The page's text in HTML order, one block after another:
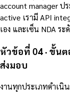
account manager ป
active เรามี API
เอง และเซ็น NDA ร
หัวข้อที่ 04 · ขั้นต
ส่งมอบ
งานทุกประเภทดำเนิ